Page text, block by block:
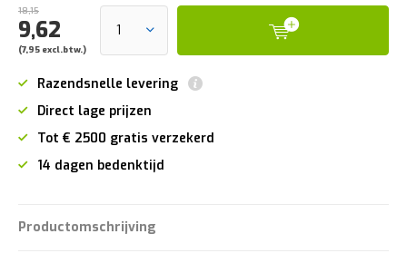
18,15
9,62
(7,95 excl.btw.)
Razendsnelle levering
Direct lage prijzen
Tot € 2500 gratis verzekerd
14 dagen bedenktijd
Productomschrijving